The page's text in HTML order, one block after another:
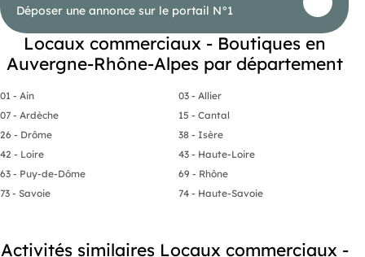
Déposer une annonce sur le portail N°1
Locaux commerciaux - Boutiques en
Auvergne-Rhône-Alpes par département
01 - Ain
03 - Allier
07 - Ardèche
15 - Cantal
26 - Drôme
38 - Isère
42 - Loire
43 - Haute-Loire
63 - Puy-de-Dôme
69 - Rhône
73 - Savoie
74 - Haute-Savoie
Activités similaires Locaux commerciaux -